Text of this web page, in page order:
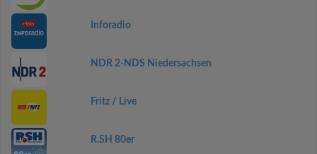
Inforadio
NDR 2-NDS Niedersachsen
Fritz / Live
R.SH 80er